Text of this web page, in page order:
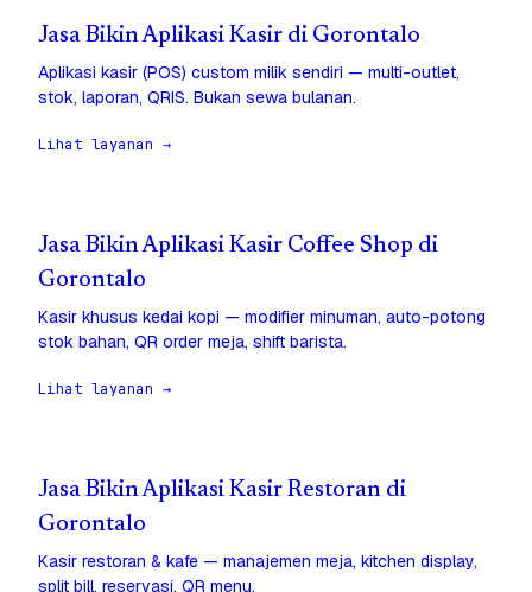
Jasa Bikin Aplikasi Kasir di Gorontalo
Aplikasi kasir (POS) custom milik sendiri — multi-outlet,
stok, laporan, QRIS. Bukan sewa bulanan.
Lihat layanan →
Jasa Bikin Aplikasi Kasir Coffee Shop di
Gorontalo
Kasir khusus kedai kopi — modifier minuman, auto-potong
stok bahan, QR order meja, shift barista.
Lihat layanan →
Jasa Bikin Aplikasi Kasir Restoran di
Gorontalo
Kasir restoran & kafe — manajemen meja, kitchen display,
split bill, reservasi, QR menu.